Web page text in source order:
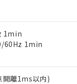
1min
60Hz 1min
離1ms以内)
、"個人情報の共同
ードすることができ
含有証明書
基準）
有を証明するもの
ステル類４物質の
日を記載しておりま